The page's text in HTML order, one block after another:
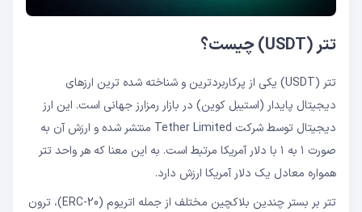
20؟
آیا خرید تتر با دلار استرالیا در استرالیا قانونی است؟
حداقل مبلغ برای تبدیل دلار استرالیا به تتر از طریق
ارزینجا چقدر است؟
چه مدت طول می کشد تا تتر خریداری شده به کیف
پولم برسد؟
تتر (USDT) چیست؟
تتر (USDT) یکی از پرکاربردترین و شناخته شده ترین ارزهای
دیجیتال پایدار (استیبل کوین) در بازار رمزارز جهانی است. این ارز
دیجیتال توسط شرکت Tether Limited منتشر شده و ارزش آن به
صورت ۱ به ۱ با دلار آمریکا مرتبط است. به این معنا که هر واحد تتر
همواره معادل یک دلار آمریکا ارزش دارد.
تتر بر بستر چندین بلاکچین مختلف از جمله اتریوم (ERC-20)، ترون